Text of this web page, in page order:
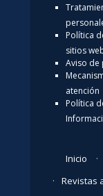
Política
sitios
Aviso de
atención
Política
Inicio
Revistas